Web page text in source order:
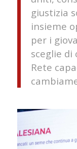
giustizia
insieme
per i
sceglie di
Rete